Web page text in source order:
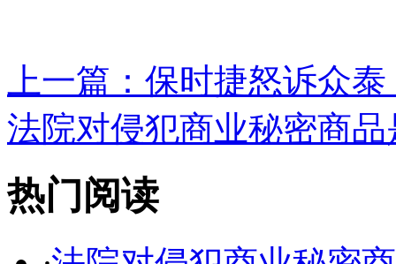
上一篇： 保时捷怒诉众泰
法院对侵犯商业秘密商
热门阅读